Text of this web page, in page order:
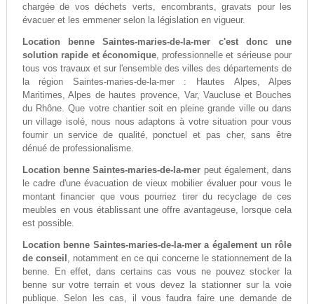
chargée de vos déchets verts, encombrants, gravats pour les
évacuer et les emmener selon la législation en vigueur.
Location benne Saintes-maries-de-la-mer c'est donc une
solution rapide et économique, professionnelle et sérieuse pour
tous vos travaux et sur l'ensemble des villes des départements de
la région Saintes-maries-de-la-mer : Hautes Alpes, Alpes
Maritimes, Alpes de hautes provence, Var, Vaucluse et Bouches
du Rhône. Que votre chantier soit en pleine grande ville ou dans
un village isolé, nous nous adaptons à votre situation pour vous
fournir un service de qualité, ponctuel et pas cher, sans être
dénué de professionalisme.
Location benne Saintes-maries-de-la-mer peut également, dans
le cadre d'une évacuation de vieux mobilier évaluer pour vous le
montant financier que vous pourriez tirer du recyclage de ces
meubles en vous établissant une offre avantageuse, lorsque cela
est possible.
Location benne Saintes-maries-de-la-mer a également un rôle
de conseil , notamment en ce qui concerne le stationnement de la
benne. En effet, dans certains cas vous ne pouvez stocker la
benne sur votre terrain et vous devez la stationner sur la voie
publique. Selon les cas, il vous faudra faire une demande de